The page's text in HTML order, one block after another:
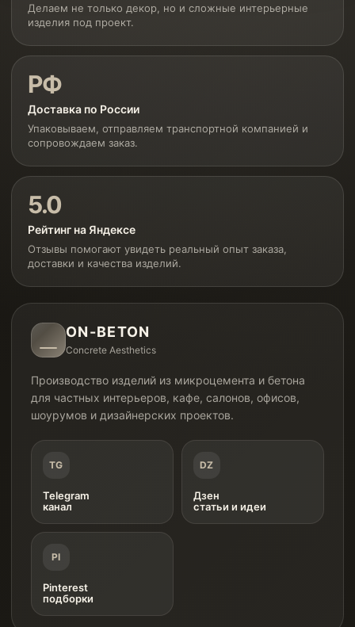
Делаем не только декор, но и сложные интерьерные
изделия под проект.
РФ
Доставка по России
Упаковываем, отправляем транспортной компанией и
сопровождаем заказ.
5.0
Рейтинг на Яндексе
Отзывы помогают увидеть реальный опыт заказа,
доставки и качества изделий.
ON-BETON
Concrete Aesthetics
Производство изделий из микроцемента и бетона
для частных интерьеров, кафе, салонов, офисов,
шоурумов и дизайнерских проектов.
TG
Telegram
канал
DZ
Дзен
статьи и идеи
PI
Pinterest
подборки